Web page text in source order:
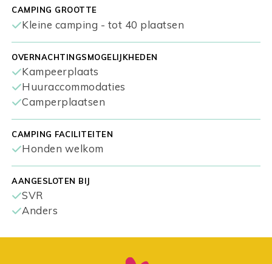
CAMPING GROOTTE
Kleine camping - tot 40 plaatsen
OVERNACHTINGSMOGELIJKHEDEN
Kampeerplaats
Huuraccommodaties
Camperplaatsen
CAMPING FACILITEITEN
Honden welkom
AANGESLOTEN BIJ
SVR
Anders